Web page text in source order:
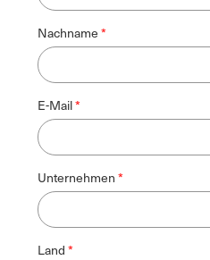
Nachname
E-Mail
Unternehmen
Land